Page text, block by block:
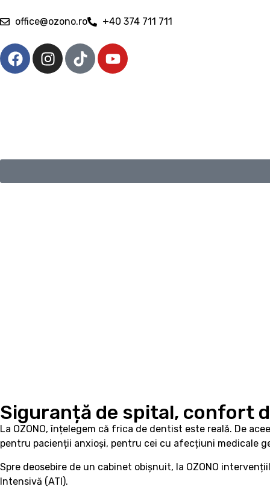
office@ozono.ro +40 374 711 711
Siguranță de spital, confort
La OZONO, înțelegem că frica de dentist este reală. De
pentru pacienții anxioși, pentru cei cu afecțiuni medicale
Spre deosebire de un cabinet obișnuit, la OZONO
Intensivă (ATI).